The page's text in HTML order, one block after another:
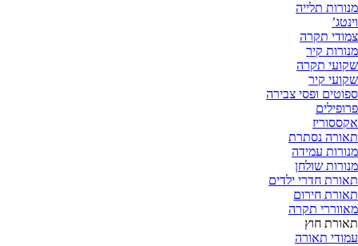
מנורות תלייה
וינטג’
צמודי תקרה
מנורות קיר
שקועי תקרה
שקועי קיר
ספוטים ופסי צבירה
פרופילים
אקססוריז
תאורה נסתרת
מנורות עמידה
מנורות שולחן
תאורת חדרי ילדים
תאורת חירום
מאווררי תקרה
תאורת חוץ
עמודי תאורה